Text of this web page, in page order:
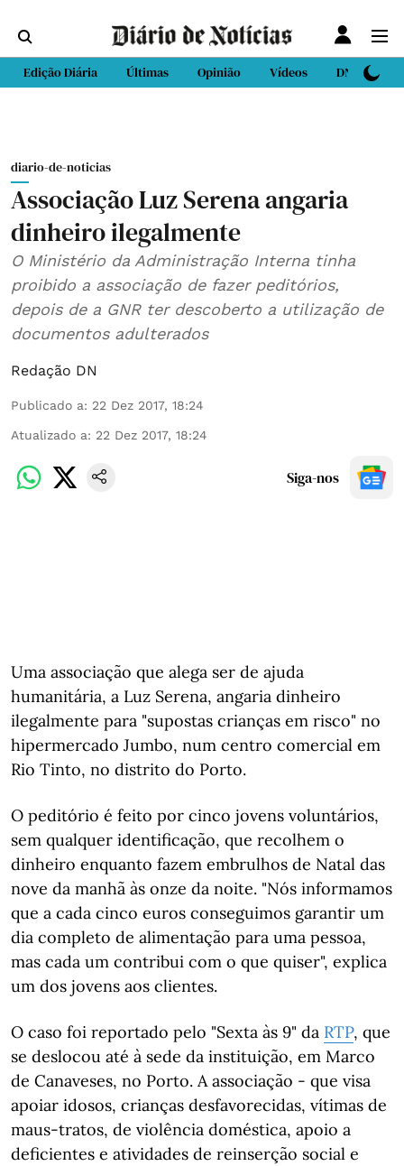
Edição Diária Últimas Opinião Vídeos DN Sport
diario-de-noticias
Associação Luz Serena angaria
dinheiro ilegalmente
O Ministério da Administração Interna tinha
proibido a associação de fazer peditórios,
depois de a GNR ter descoberto a utilização de
documentos adulterados
Redação DN
Publicado a: 22 Dez 2017, 18:24
Atualizado a: 22 Dez 2017, 18:24
Siga-nos
Uma associação que alega ser de ajuda
humanitária, a Luz Serena, angaria dinheiro
ilegalmente para "supostas crianças em risco" no
hipermercado Jumbo, num centro comercial em
Rio Tinto, no distrito do Porto.
O peditório é feito por cinco jovens voluntários,
sem qualquer identificação, que recolhem o
dinheiro enquanto fazem embrulhos de Natal das
nove da manhã às onze da noite. "Nós informamos
que a cada cinco euros conseguimos garantir um
dia completo de alimentação para uma pessoa,
mas cada um contribui com o que quiser", explica
um dos jovens aos clientes.
O caso foi reportado pelo "Sexta às 9" da RTP, que
se deslocou até à sede da instituição, em Marco
de Canaveses, no Porto. A associação - que visa
apoiar idosos, crianças desfavorecidas, vítimas de
maus-tratos, de violência doméstica, apoio a
deficientes e atividades de reinserção social e